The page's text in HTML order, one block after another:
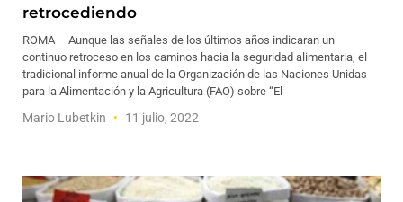
retrocediendo
ROMA – Aunque las señales de los últimos años indicaran un
continuo retroceso en los caminos hacia la seguridad alimentaria, el
tradicional informe anual de la Organización de las Naciones Unidas
para la Alimentación y la Agricultura (FAO) sobre “El
Mario Lubetkin 11 julio, 2022